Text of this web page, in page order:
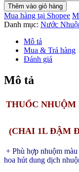
Nhuộm
Hoa
Đậm
Đặc
màu
Israel
lượng
Thêm vào giỏ hàng
Mua hàng tại Shopee
Danh mục: Nước
Mô tả
Mua & Trả hàng
Đánh giá
Mô tả
THUỐC
(CHAI 1L ĐẬM
+ Phù hợp nhuộm
hoa hút dung dịch